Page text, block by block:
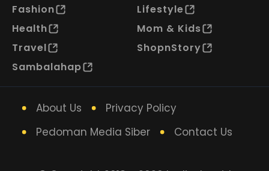
Fashion
Lifestyle
Health
Mom & Kids
Travel
ShopnStory
Sambalahap
About Us
Privacy Policy
Pedoman Media Siber
Contact Us